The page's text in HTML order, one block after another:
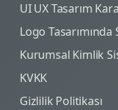
UI UX Tasarım
Logo
Kurumsal Kimlik
KVKK
Gizlilik Politikası